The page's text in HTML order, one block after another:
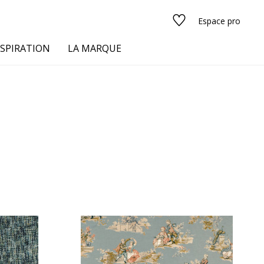
Espace pro
Voir tous les tissus
LA MARQUE